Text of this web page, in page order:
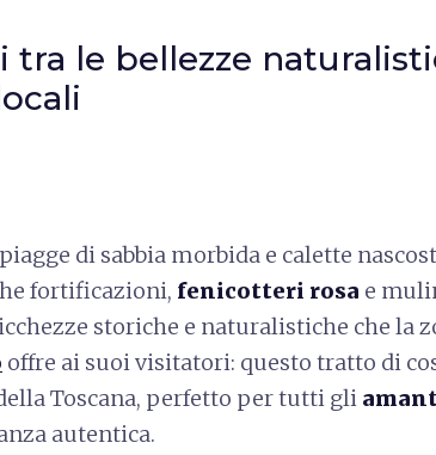
tra le bellezze
di sabbia morbida e calette
fortificazioni, fenicotteri rosa e
storiche e naturalistiche che la
offre ai suoi visitatori: questo tratto di
Toscana, perfetto per tutti gli
autentica.